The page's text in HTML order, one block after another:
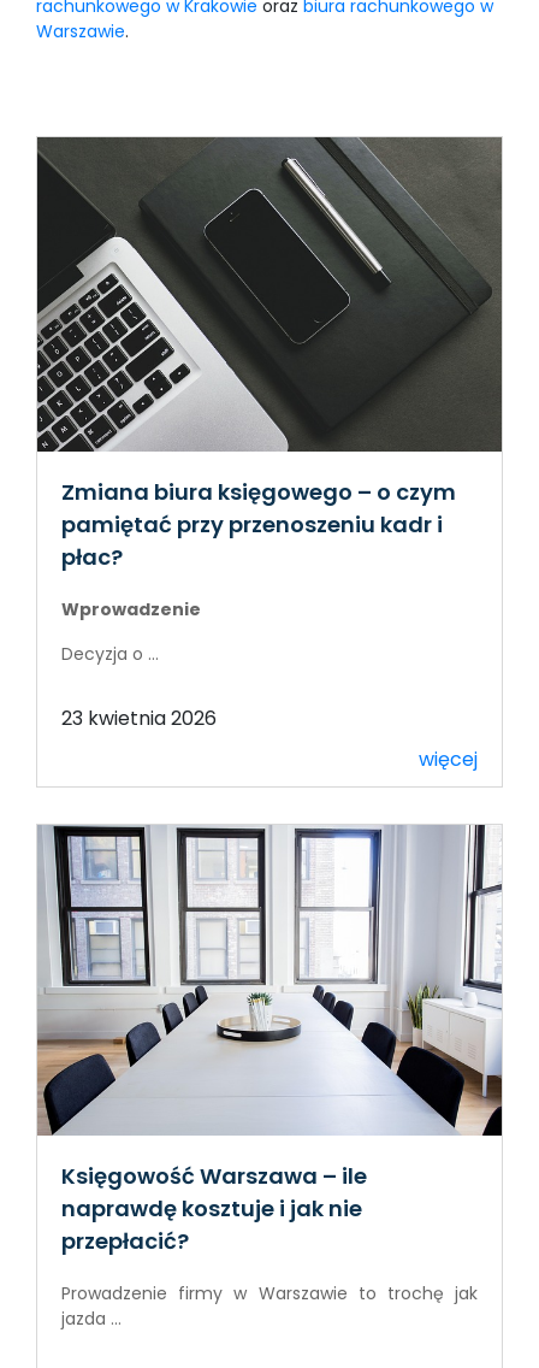
rachunkowego w Krakowie oraz biura rachunkowego w
Warszawie.
Zmiana biura księgowego – o czym
pamiętać przy przenoszeniu kadr i
płac?
Wprowadzenie
Decyzja o ...
23 kwietnia 2026
więcej
Księgowość Warszawa – ile
naprawdę kosztuje i jak nie
przepłacić?
Prowadzenie firmy w Warszawie to trochę jak
jazda ...